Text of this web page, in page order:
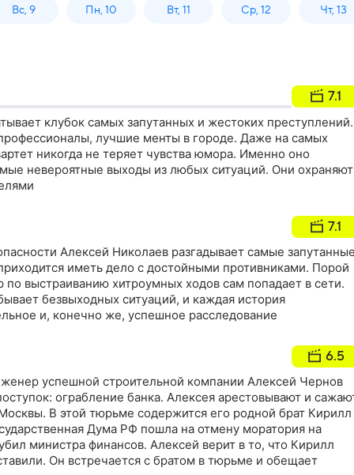
Вс, 9 Пн, 10 Вт, 11 Ср, 12 Чт, 13
7.1
клубок самых запутанных и жестоких преступлений.
лучшие менты в городе. Даже на самых
никогда не теряет чувства юмора. Именно оно
невероятные выходы из любых ситуаций. Они охраняют
7.1
Алексей Николаев разгадывает самые
иметь дело с достойными противниками. Порой
выстраиванию хитроумных ходов сам попадает в сети.
безвыходных ситуаций, и каждая история
и, конечно же, успешное расследование
6.5
успешной строительной компании Алексей Чернов
ограбление банка. Алексея арестовывают и
В этой тюрьме содержится его родной брат Кирилл
Дума РФ пошла на отмену моратория на
министра финансов. Алексей верит в то, что Кирилл
Он встречается с братом в тюрьме и обещает